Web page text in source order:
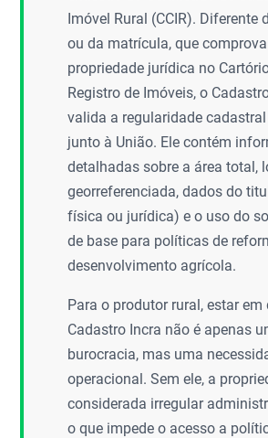
Imóvel Rural (CCIR). Diferente
ou da matrícula, que
propriedade jurídica no
Registro de Imóveis, o
valida a regularidade
junto à União. Ele contém
detalhadas sobre a área total,
georreferenciada, dados do
física ou jurídica) e o uso do
de base para políticas de
desenvolvimento agrícola.
Para o produtor rural, estar
Cadastro Incra não é apenas
burocracia, mas uma
operacional. Sem ele, a
considerada irregular
o que impede o acesso a